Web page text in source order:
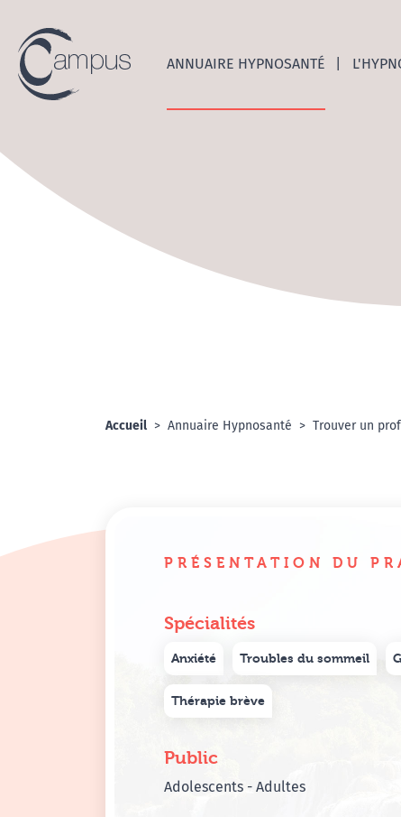
ANNUAIRE HYPNOSANTÉ
Accueil Annuaire Hypnosanté Trouver un
PRÉSENTATION DU
Spécialités
Anxiété Troubles du sommeil
Thérapie brève
Public
Adolescents - Adultes